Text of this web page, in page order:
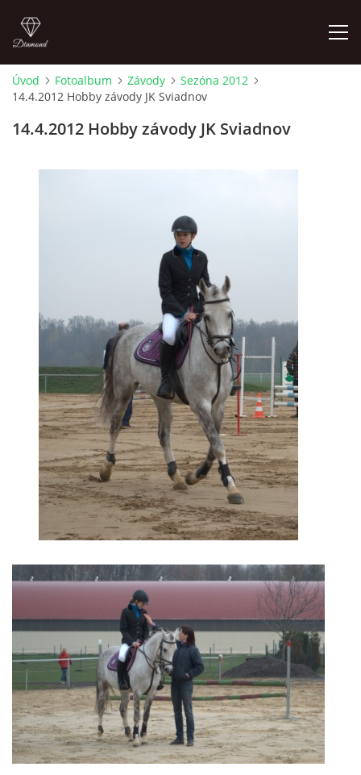
ÚVOD
VIDEA
ODKAZY
NOVÝ PŘEKÁŽKOVÝ MATERIÁL
CENÍK SLUŽEB
PŘISPĚVEK ČUS KARVINA -PODPORA SPORTU V
MORAVSKOSLEZSKÉM KRAJI
NÁHRADNÍ TERMÍN BRIGÁDY PRO TY KTEŘÍ SE
NEDOSTAVILI NA PODZIMNÍ BRIGÁDU
ČLENOVÉ RYCHVALDU 2023
Úvod Fotoalbum Závody
Sezóna 2012
14.4.2012 Hobby závody JK Sviadnov
14.4.2012 Hobby závody JK Sviadnov